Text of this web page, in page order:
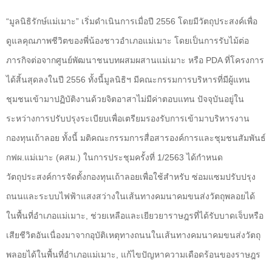
“มูลนิธิรักษ์แม่เมาะ” เริ่มดำเนินการเมื่อปี 2556 โดยมีวัตถุประสงค์เพื่อ
ดูแลคุณภาพชีวิตของพี่น้องชาวอำเภอแม่เมาะ โดยเป็นการรับไม้ต่อ
ภารกิจต่อจากศูนย์พัฒนาชนบทผสมผสานแม่เมาะ หรือ PDAที่โครงการ
ได้สิ้นสุดลงในปี 2556 ทั้งนี้มูลนิธิฯ มีคณะกรรมการบริหารที่มีผู้แทน
ชุมชนเข้ามาปฏิบัติงานด้วยจิตอาสาไม่มีค่าตอบแทน ปัจจุบันอยู่ใน
ระหว่างการปรับปรุงระเบียบเพื่อเตรียมรองรับการเข้ามาบริหารงาน
กองทุนเถ้าลอย ทั้งนี้ มติคณะกรรมการสื่อสารองค์การและชุมชนสัมพันธ์
กฟผ.แม่เมาะ (คสม.) ในการประชุมครั้งที่ 1/2563 ได้กำหนด
วัตถุประสงค์การจัดตั้งกองทุนเถ้าลอยเพื่อใช้สำหรับ ซ่อมแซมปรับปรุง
ถนนและระบบไฟฟ้าแสงสว่างในเส้นทางคมนาคมขนส่งวัตถุพลอยได้
ในพื้นที่อำเภอแม่เมาะ
ช่วยเหลือและเยียวยาราษฎรที่ได้รับบาดเจ็บหรือ
เสียชีวิตอันเนื่องมาจากอุบัติเหตุทางถนนในเส้นทางคมนาคมขนส่งวัตถุ
พลอยได้ในพื้นที่อำเภอแม่เมาะ
แก้ไขปัญหาความเดือดร้อนของราษฎร